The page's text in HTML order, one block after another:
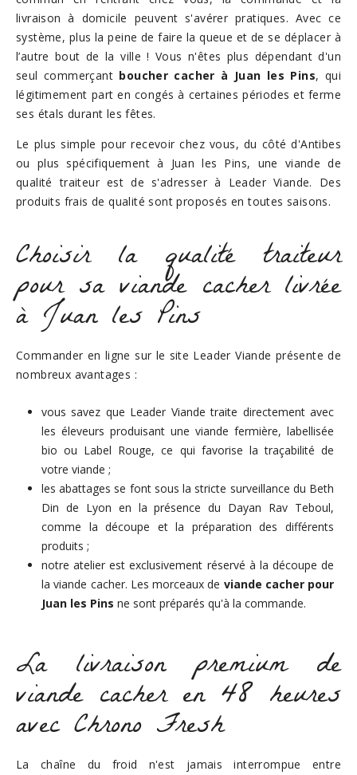
livraison à domicile peuvent s'avérer pratiques. Avec ce
système, plus la peine de faire la queue et de se déplacer à
l’autre bout de la ville ! Vous n'êtes plus dépendant d'un
seul commerçant boucher cacher à Juan les Pins, qui
légitimement part en congés à certaines périodes et ferme
ses étals durant les fêtes.
Le plus simple pour recevoir chez vous, du côté d'Antibes
ou plus spécifiquement à Juan les Pins, une viande de
qualité traiteur est de s'adresser à Leader Viande. Des
produits frais de qualité sont proposés en toutes saisons.
Choisir la qualité traiteur
pour sa viande cacher livrée
à Juan les Pins
Commander en ligne sur le site Leader Viande présente de
nombreux avantages :
vous savez que Leader Viande traite directement avec
les éleveurs produisant une viande fermière, labellisée
bio ou Label Rouge, ce qui favorise la traçabilité de
votre viande ;
les abattages se font sous la stricte surveillance du Beth
Din de Lyon en la présence du Dayan Rav Teboul,
comme la découpe et la préparation des différents
produits ;
notre atelier est exclusivement réservé à la découpe de
la viande cacher. Les morceaux de viande cacher pour
Juan les Pins ne sont préparés qu'à la commande.
La livraison premium de
viande cacher en 48 heures
avec Chrono Fresh
La chaîne du froid n'est jamais interrompue entre